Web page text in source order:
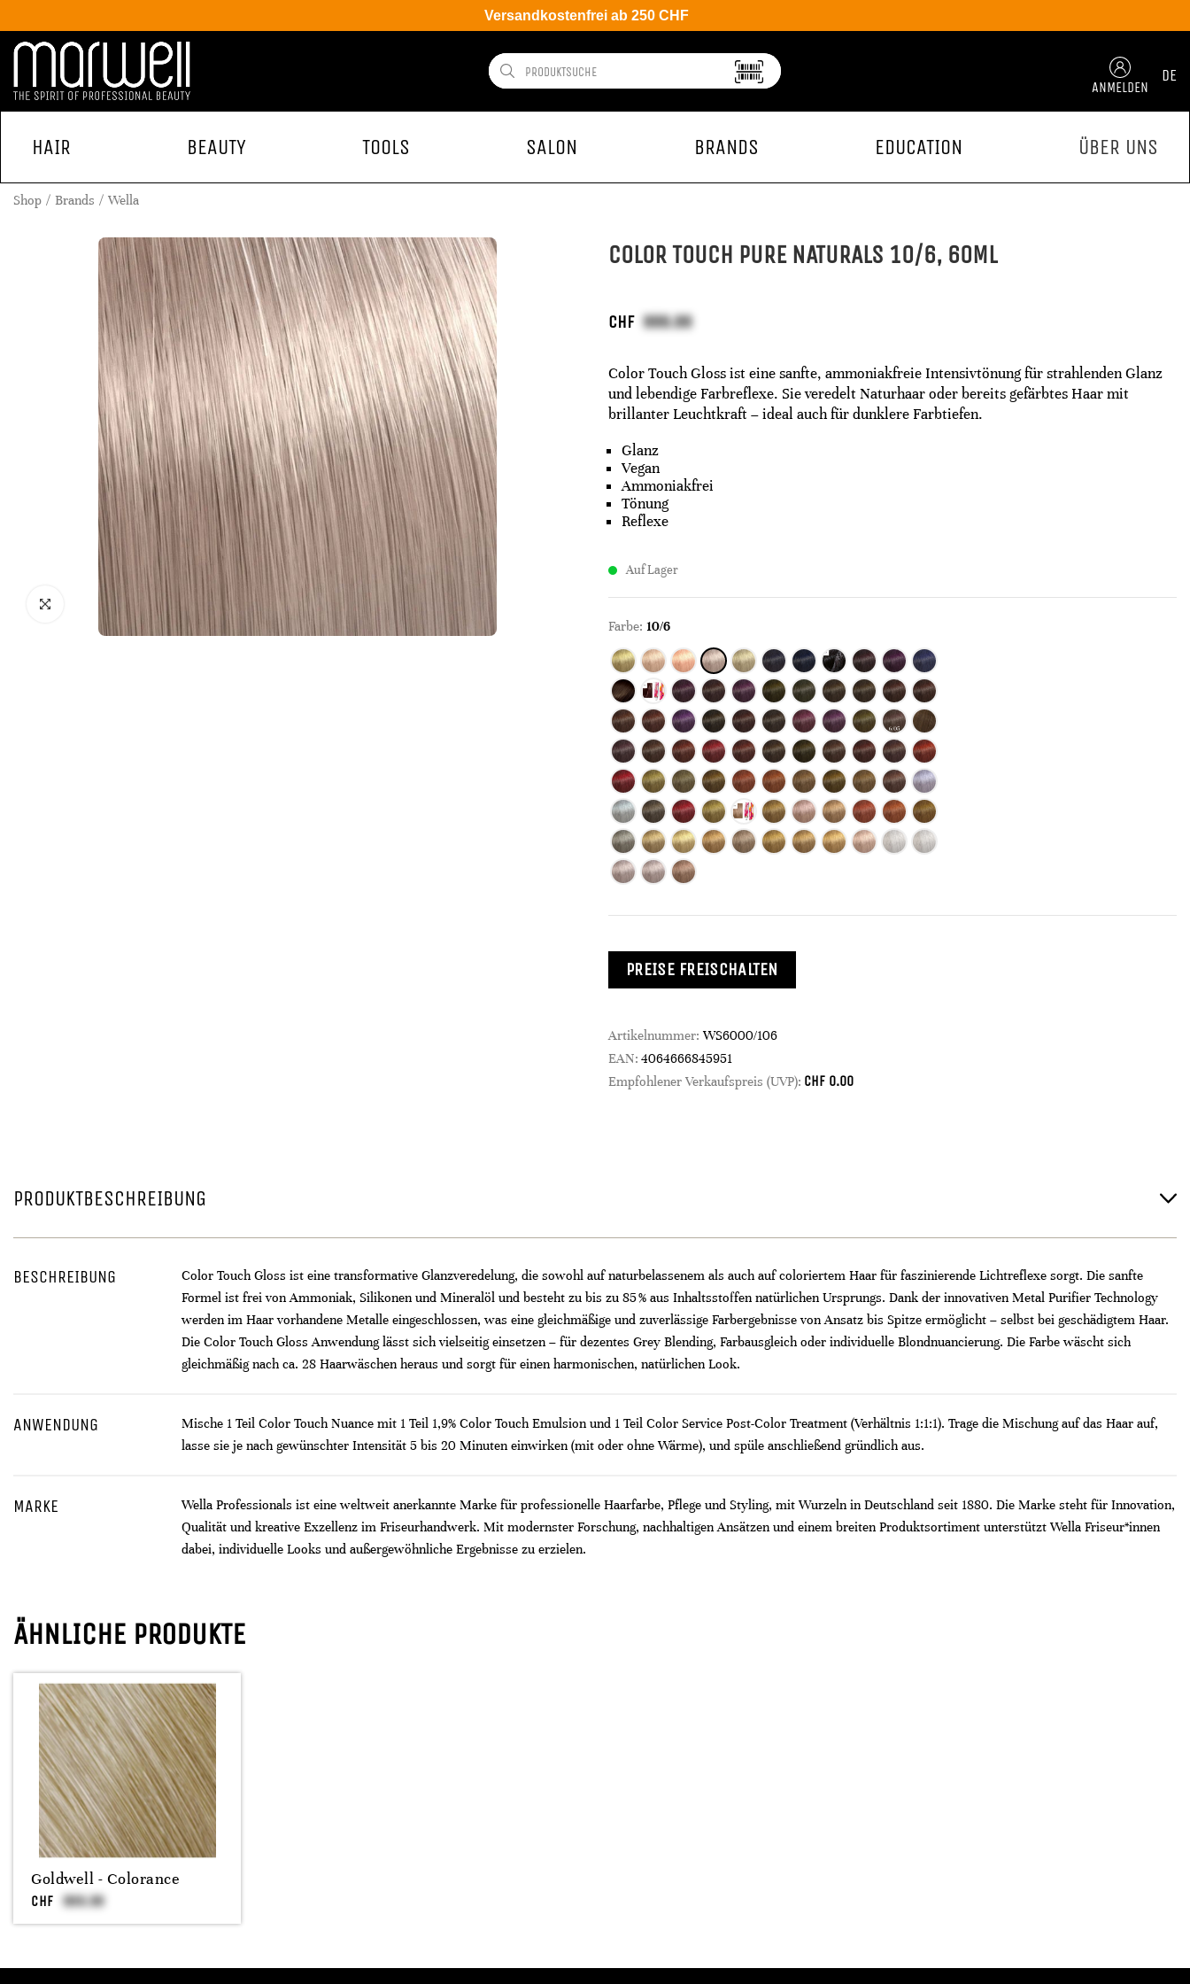
Versandkostenfrei ab 250 CHF
ANMELDEN
DE
HAIR BEAUTY TOOLS SALON BRANDS EDUCATION ÜBER UNS
Shop Brands Wella
COLOR TOUCH PURE NATURALS 10/6, 60ML
CHF
Color Touch Gloss ist eine sanfte, ammoniakfreie Intensivtönung für strahlenden Glanz
und lebendige Farbreflexe. Sie veredelt Naturhaar oder bereits gefärbtes Haar mit
brillanter Leuchtkraft – ideal auch für dunklere Farbtiefen.
Glanz
Vegan
Ammoniakfrei
Tönung
Reflexe
Auf Lager
Farbe: 10/6
PREISE FREISCHALTEN
Artikelnummer: WS6000/106
EAN: 4064666845951
Empfohlener Verkaufspreis (UVP): CHF 0.00
PRODUKTBESCHREIBUNG
BESCHREIBUNG
Color Touch Gloss ist eine transformative Glanzveredelung, die sowohl auf naturbelassenem als auch auf coloriertem Haar für faszinierende Lichtreflexe sorgt. Die sanfte
Formel ist frei von Ammoniak, Silikonen und Mineralöl und besteht zu bis zu 85 % aus Inhaltsstoffen natürlichen Ursprungs. Dank der innovativen Metal Purifier Technology
werden im Haar vorhandene Metalle eingeschlossen, was eine gleichmäßige und zuverlässige Farbergebnisse von Ansatz bis Spitze ermöglicht – selbst bei geschädigtem Haar.
Die Color Touch Gloss Anwendung lässt sich vielseitig einsetzen – für dezentes Grey Blending, Farbausgleich oder individuelle Blondnuancierung. Die Farbe wäscht sich
gleichmäßig nach ca. 28 Haarwäschen heraus und sorgt für einen harmonischen, natürlichen Look.
ANWENDUNG
Mische 1 Teil Color Touch Nuance mit 1 Teil 1,9% Color Touch Emulsion und 1 Teil Color Service Post-Color Treatment (Verhältnis 1:1:1). Trage die Mischung auf das Haar auf,
lasse sie je nach gewünschter Intensität 5 bis 20 Minuten einwirken (mit oder ohne Wärme), und spüle anschließend gründlich aus.
MARKE
Wella Professionals ist eine weltweit anerkannte Marke für professionelle Haarfarbe, Pflege und Styling, mit Wurzeln in Deutschland seit 1880. Die Marke steht für Innovation,
Qualität und kreative Exzellenz im Friseurhandwerk. Mit modernster Forschung, nachhaltigen Ansätzen und einem breiten Produktsortiment unterstützt Wella Friseur*innen
dabei, individuelle Looks und außergewöhnliche Ergebnisse zu erzielen.
ÄHNLICHE PRODUKTE
Goldwell - Colorance
CHF